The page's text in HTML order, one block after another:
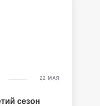
сезон
22 МАЯ